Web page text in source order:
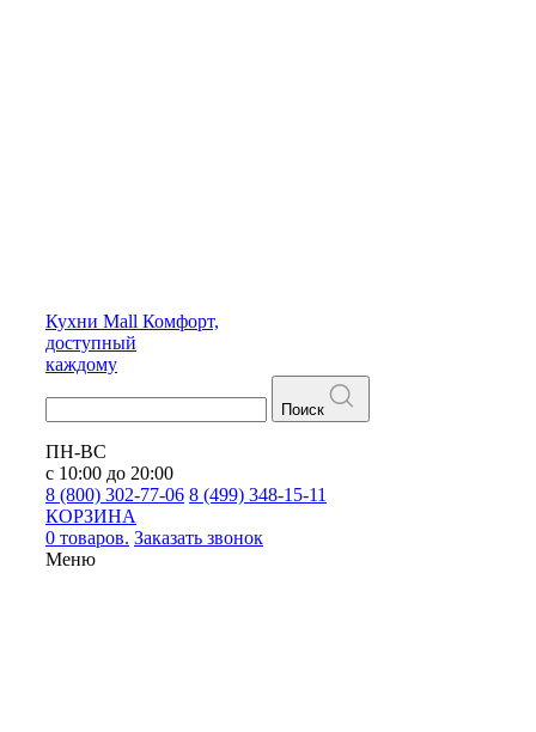
Кухни Mall Комфорт,
доступный
каждому
Поиск
ПН-ВС
с 10:00 до 20:00
8 (800) 302-77-06 8 (499) 348-15-11
КОРЗИНА
0 товаров. Заказать звонок
Меню